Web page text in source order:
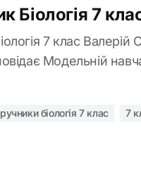
Біологія 7
7 клас
Модельній
біологія 7 клас 7